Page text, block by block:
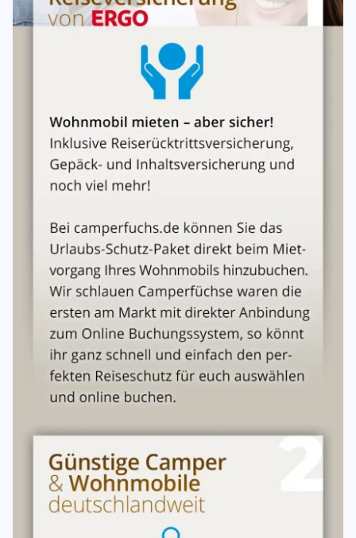
übergeben. Der Mieter betankt das Fahrzeug nach Bedarf
auch Ad blue+Öl nach bedarf auf eigene Kosten während
der Mietzeit und bringt es vollgetankt zurück. Bringt der
Mieter das Fahrzeug mit nicht vollständig gefülltem
Kraftstofftank zum Vermieter zurück, übernimmt der
Vermieter das Auftanken. Für diese zusätzliche Leistung
kann der Vermieter die Bezah- lung einer angemessenen
Vergütung beanspruchen, die Kosten für den
nachgefüllten Kraftstoff muss der Mieter auf Nachweis
zum Tagespreis vergüten.
Das Fahrzeug ist als Selbstfahrervermietfahrzeug wie folgt
versichert: Kfz-Haftpflichtversicherung mit einer
Deckungssumme von mindestens 65 Mio. EUR pauschal.
Teil- und Vollkaskoversicherung mit einer
Selbstbeteiligung in Höhe von 1000 € Teilkasko und
2000 € Vollkasko. Die Kaskoversicherung gilt innerhalb
der geografischen Grenzen Europas.
Haftung bei Unfällen
Der Mieter wird wegen der Haftung bei Verkehrsunfällen
hingewiesen. Mehrere Mieter haften für alle Ansprüche, die
Gesamtschuldner und bilden eine Mietergemeinschaft.
Unterschriften
Die allgemeinen Mietbedingungen(Anlagen) sind ebenso
wie das Übergabeprotokoll/Checklisten Bestandteil dieses